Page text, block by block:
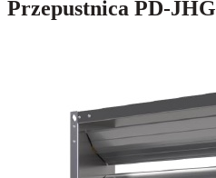
Przepustnica PD-JHG